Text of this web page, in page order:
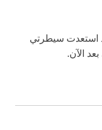
استعدت سيطرتي
الآن.